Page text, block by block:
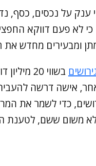
ענק על נכסים, כסף,
לא פעם דווקא
ומבעירים מחדש את
בשווי
אחר, אישה דרשה
כדי לשמר את
משום ששם, לטענת